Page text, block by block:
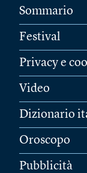
Sommario
Festival
Privacy e
Video
Dizionario
Oroscopo
Pubblicità